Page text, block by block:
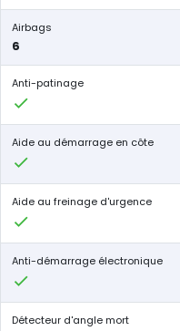
Airbags
6
Anti-patinage
Aide au démarrage en côte
Aide au freinage d'urgence
Anti-démarrage électronique
Détecteur d'angle mort